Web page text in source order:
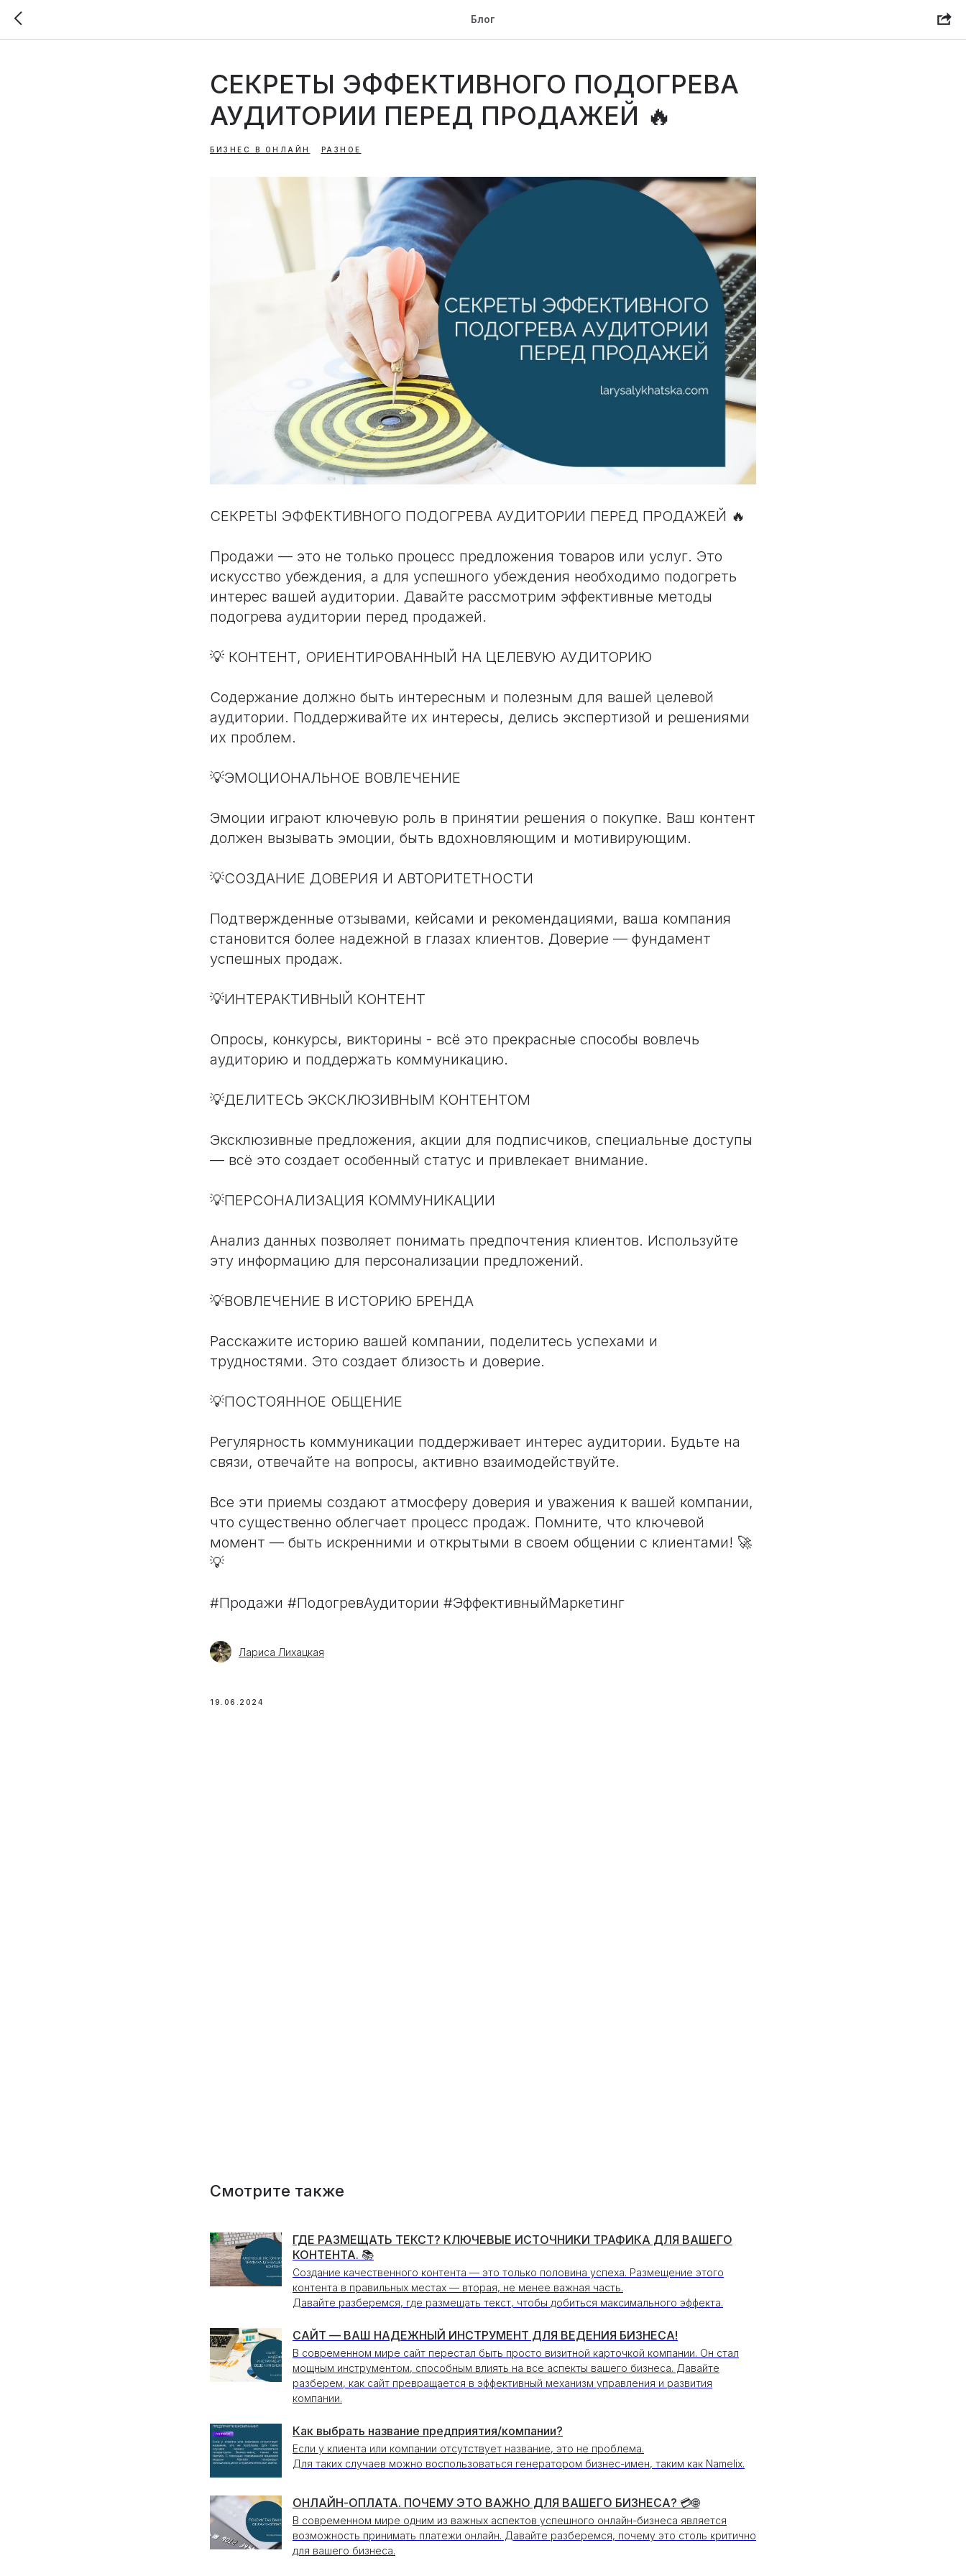
Блог
СЕКРЕТЫ ЭФФЕКТИВНОГО ПОДОГРЕВА
АУДИТОРИИ ПЕРЕД ПРОДАЖЕЙ 🔥
БИЗНЕС В ОНЛАЙН РАЗНОЕ
СЕКРЕТЫ ЭФФЕКТИВНОГО ПОДОГРЕВА АУДИТОРИИ ПЕРЕД ПРОДАЖЕЙ 🔥
Продажи — это не только процесс предложения товаров или услуг. Это
искусство убеждения, а для успешного убеждения необходимо подогреть
интерес вашей аудитории. Давайте рассмотрим эффективные методы
подогрева аудитории перед продажей.
💡 КОНТЕНТ, ОРИЕНТИРОВАННЫЙ НА ЦЕЛЕВУЮ АУДИТОРИЮ
Содержание должно быть интересным и полезным для вашей целевой
аудитории. Поддерживайте их интересы, делись экспертизой и решениями
их проблем.
💡ЭМОЦИОНАЛЬНОЕ ВОВЛЕЧЕНИЕ
Эмоции играют ключевую роль в принятии решения о покупке. Ваш контент
должен вызывать эмоции, быть вдохновляющим и мотивирующим.
💡СОЗДАНИЕ ДОВЕРИЯ И АВТОРИТЕТНОСТИ
Подтвержденные отзывами, кейсами и рекомендациями, ваша компания
становится более надежной в глазах клиентов. Доверие — фундамент
успешных продаж.
💡ИНТЕРАКТИВНЫЙ КОНТЕНТ
Опросы, конкурсы, викторины - всё это прекрасные способы вовлечь
аудиторию и поддержать коммуникацию.
💡ДЕЛИТЕСЬ ЭКСКЛЮЗИВНЫМ КОНТЕНТОМ
Эксклюзивные предложения, акции для подписчиков, специальные доступы
— всё это создает особенный статус и привлекает внимание.
💡ПЕРСОНАЛИЗАЦИЯ КОММУНИКАЦИИ
Анализ данных позволяет понимать предпочтения клиентов. Используйте
эту информацию для персонализации предложений.
💡ВОВЛЕЧЕНИЕ В ИСТОРИЮ БРЕНДА
Расскажите историю вашей компании, поделитесь успехами и
трудностями. Это создает близость и доверие.
💡ПОСТОЯННОЕ ОБЩЕНИЕ
Регулярность коммуникации поддерживает интерес аудитории. Будьте на
связи, отвечайте на вопросы, активно взаимодействуйте.
Все эти приемы создают атмосферу доверия и уважения к вашей компании,
что существенно облегчает процесс продаж. Помните, что ключевой
момент — быть искренними и открытыми в своем общении с клиентами! 🚀
💡
#Продажи #ПодогревАудитории #ЭффективныйМаркетинг
Лариса Лихацкая
19.06.2024
Смотрите также
ГДЕ РАЗМЕЩАТЬ ТЕКСТ? КЛЮЧЕВЫЕ ИСТОЧНИКИ ТРАФИКА ДЛЯ ВАШЕГО
КОНТЕНТА. 📚
Создание качественного контента — это только половина успеха. Размещение этого
контента в правильных местах — вторая, не менее важная часть.
Давайте разберемся, где размещать текст, чтобы добиться максимального эффекта.
САЙТ — ВАШ НАДЕЖНЫЙ ИНСТРУМЕНТ ДЛЯ ВЕДЕНИЯ БИЗНЕСА!
В современном мире сайт перестал быть просто визитной карточкой компании. Он стал
мощным инструментом, способным влиять на все аспекты вашего бизнеса. Давайте
разберем, как сайт превращается в эффективный механизм управления и развития
компании.
Как выбрать название предприятия/компании?
Если у клиента или компании отсутствует название, это не проблема.
Для таких случаев можно воспользоваться генератором бизнес-имен, таким как Namelix.
ОНЛАЙН-ОПЛАТА. ПОЧЕМУ ЭТО ВАЖНО ДЛЯ ВАШЕГО БИЗНЕСА? 💳🌐
В современном мире oдним из важных аспектов успешного онлайн-бизнеса является
возможность принимать платежи онлайн. Давайте разберемся, почему это столь критично
для вашего бизнеса.